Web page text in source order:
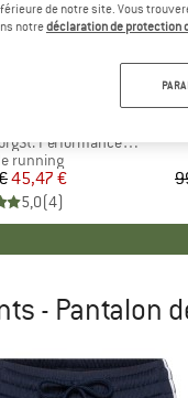
2in1 Shorts II
group
running
Prix
Prix réduit
45,47 €
5,0(4)
- Pantalon
de notre site. Vous
notredéclaration de protection